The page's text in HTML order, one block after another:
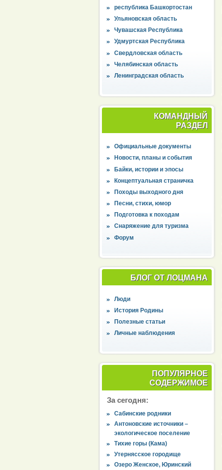
республика Башкортостан
Ульяновская область
Чувашская Республика
Удмуртская Республика
Свердловская область
Челябинская область
Ленинградская область
КОМАНДНЫЙ
РАЗДЕЛ
Официальные документы
Новости, планы и события
Байки, истории и эпосы
Концептуальная страничка
Походы выходного дня
Песни, стихи, юмор
Подготовка к походам
Снаряжение для туризма
Форум
БЛОГ ОТ ЛОЦМАНА
Люди
История Родины
Полезные статьи
Личные наблюдения
ПОПУЛЯРНОЕ
СОДЕРЖИМОЕ
За сегодня:
Сабинские родники
Антоновские источники –
экологическое поселение
Тихие горы (Кама)
Утернясское городище
Озеро Женское, Юринский